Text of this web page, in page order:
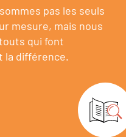
pas les seuls
mesure, mais nous
qui font
la différence.